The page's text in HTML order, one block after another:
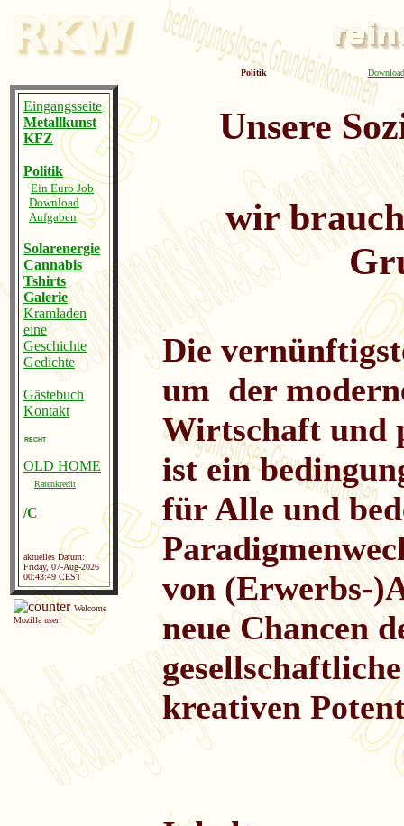
Politik Download
Eingangsseite
Metallkunst
KFZ
Politik
Ein Euro Job
Download
Aufgaben
Solarenergie
Cannabis
Tshirts
Galerie
Kramladen
eine
Geschichte
Gedichte
Gästebuch
Kontakt
RECHT
OLD HOME
Ratenkredit
/C
aktuelles Datum:
Friday, 07-Aug-2026
00:43:49 CEST
Welcome
Mozilla user!
Unsere
wir
Die
um der
Wirtschaft und
ist ein
für Alle und
von (Erwerbs-
neue Chancen
kreativen